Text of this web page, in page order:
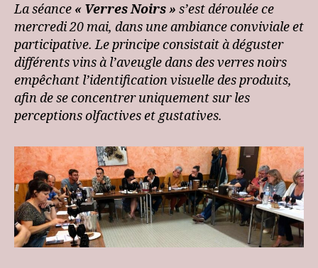
La séance « Verres Noirs » s’est déroulée ce
mercredi 20 mai, dans une ambiance conviviale et
participative. Le principe consistait à déguster
différents vins à l’aveugle dans des verres noirs
empêchant l’identification visuelle des produits,
afin de se concentrer uniquement sur les
perceptions olfactives et gustatives.